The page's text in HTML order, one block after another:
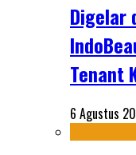
Digelar
Tenant
6 Agustus